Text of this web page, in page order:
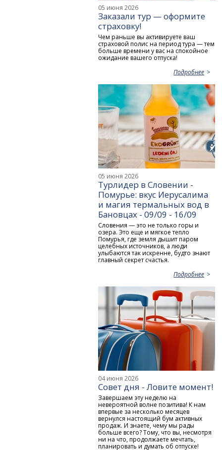
05 июня 2026
Заказали тур — оформите
страховку!
Чем раньше вы активируете ваш
страховой полис на период тура — тем
больше времени у вас на спокойное
ожидание вашего отпуска!
Подробнее
05 июня 2026
Турлидер в Словении -
Помурье: вкус Иерусалима
и магия термальных вод в
Бановцах - 09/09 - 16/09
Словения — это не только горы и
озера. Это еще и мягкое тепло
Помурья, где земля дышит паром
целебных источников, а люди
улыбаются так искренне, будто знают
главный секрет счастья.
Подробнее
04 июня 2026
Совет дня - Ловите момент!
Завершаем эту неделю на
невероятной волне позитива! К нам
впервые за несколько месяцев
вернулся настоящий бум активных
продаж. И знаете, чему мы рады
больше всего? Тому, что вы, несмотря
ни на что, продолжаете мечтать,
планировать и думать об отпуске!